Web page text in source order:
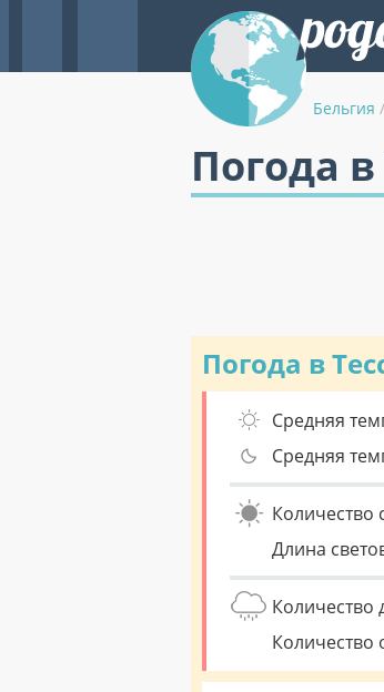
Бельгия /
Погода
Погода в
Средняя
Средняя
Количество
Длина
Количество
Количество